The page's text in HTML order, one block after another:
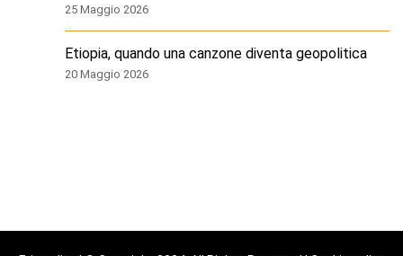
25 Maggio 2026
Etiopia, quando una canzone diventa geopolitica
20 Maggio 2026